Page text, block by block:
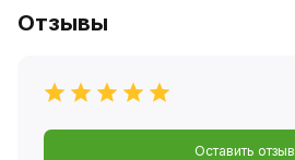
Отзывы
Оставить отзыв